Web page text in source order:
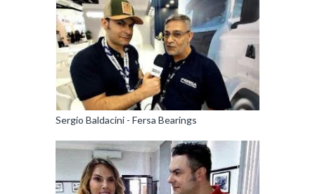
Sergio Baldacini - Fersa Bearings